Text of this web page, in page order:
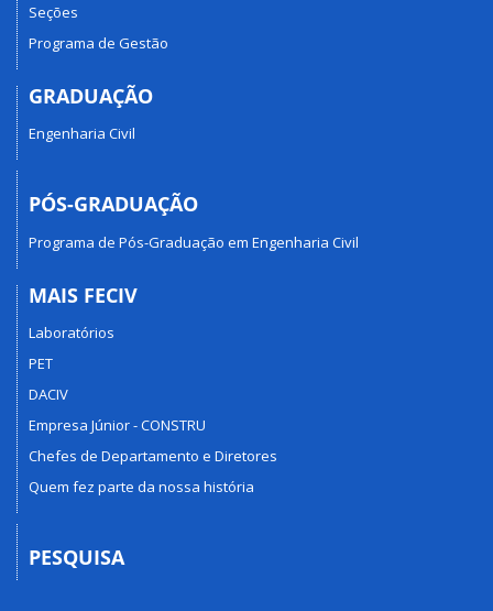
Seções
Programa de Gestão
GRADUAÇÃO
Engenharia Civil
PÓS-GRADUAÇÃO
Programa de Pós-Graduação em Engenharia Civil
MAIS FECIV
Laboratórios
PET
DACIV
Empresa Júnior - CONSTRU
Chefes de Departamento e Diretores
Quem fez parte da nossa história
PESQUISA